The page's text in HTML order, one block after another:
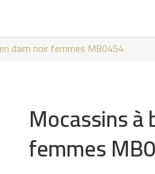
daim noir femmes MB0454
Mocassins
femmes